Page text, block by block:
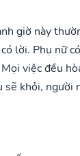
giờ này
lời. Phụ nữ
việc đều
sẽ khỏi, người